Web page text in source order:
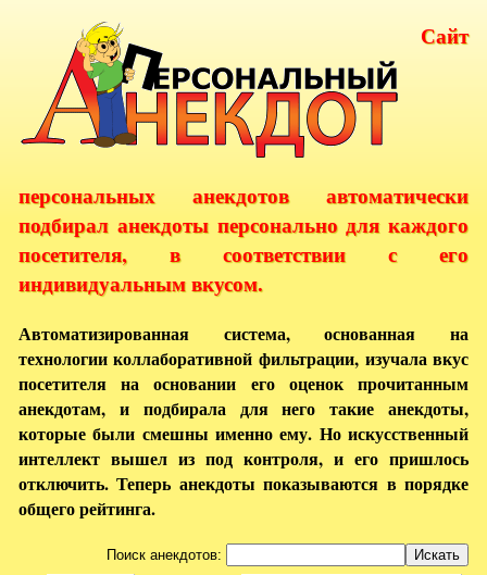
Сайт
персональных анекдотов автоматически
подбирал анекдоты персонально для каждого
посетителя, в соответствии с его
индивидуальным вкусом.
Автоматизированная система, основанная на
технологии коллаборативной фильтрации, изучала вкус
посетителя на основании его оценок прочитанным
анекдотам, и подбирала для него такие анекдоты,
которые были смешны именно ему. Но искусственный
интеллект вышел из под контроля, и его пришлось
отключить. Теперь анекдоты показываются в порядке
общего рейтинга.
Поиск анекдотов: